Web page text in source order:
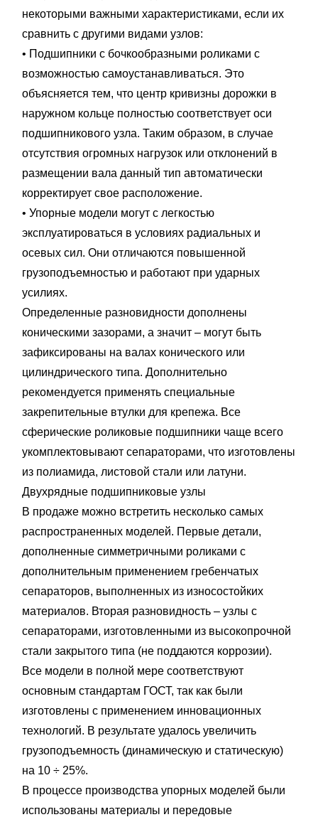
некоторыми важными характеристиками, если их
сравнить с другими видами узлов:
• Подшипники с бочкообразными роликами с
возможностью самоустанавливаться. Это
объясняется тем, что центр кривизны дорожки в
наружном кольце полностью соответствует оси
подшипникового узла. Таким образом, в случае
отсутствия огромных нагрузок или отклонений в
размещении вала данный тип автоматически
корректирует свое расположение.
• Упорные модели могут с легкостью
эксплуатироваться в условиях радиальных и
осевых сил. Они отличаются повышенной
грузоподъемностью и работают при ударных
усилиях.
Определенные разновидности дополнены
коническими зазорами, а значит – могут быть
зафиксированы на валах конического или
цилиндрического типа. Дополнительно
рекомендуется применять специальные
закрепительные втулки для крепежа. Все
сферические роликовые подшипники чаще всего
укомплектовывают сепараторами, что изготовлены
из полиамида, листовой стали или латуни.
Двухрядные подшипниковые узлы
В продаже можно встретить несколько самых
распространенных моделей. Первые детали,
дополненные симметричными роликами с
дополнительным применением гребенчатых
сепараторов, выполненных из износостойких
материалов. Вторая разновидность – узлы с
сепараторами, изготовленными из высокопрочной
стали закрытого типа (не поддаются коррозии).
Все модели в полной мере соответствуют
основным стандартам ГОСТ, так как были
изготовлены с применением инновационных
технологий. В результате удалось увеличить
грузоподъемность (динамическую и статическую)
на 10 ÷ 25%.
В процессе производства упорных моделей были
использованы материалы и передовые